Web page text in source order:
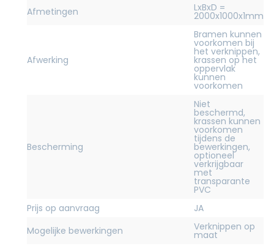
Afmetingen
LxBxD =
2000x1000x1mm
Afwerking
Bramen kunnen
voorkomen bij
het verknippen,
krassen op het
oppervlak
kunnen
voorkomen
Bescherming
Niet
beschermd,
krassen kunnen
voorkomen
tijdens de
bewerkingen,
optioneel
verkrijgbaar
met
transparante
PVC
Prijs op aanvraag
JA
Mogelijke bewerkingen
Verknippen op
maat